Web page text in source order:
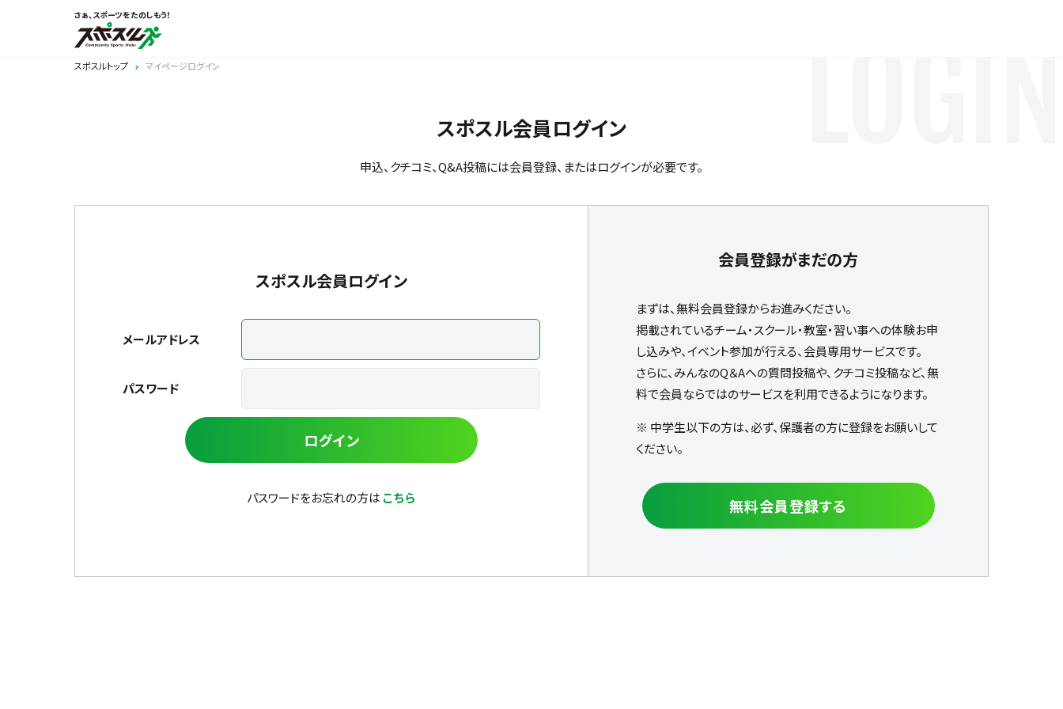
さぁ、スポーツをたのしもう！
スポスルトップ マイページログイン
スポスル会員ログイン
申込、クチコミ、Q&A投稿には会員登録、またはログインが必要です。
スポスル会員ログイン
メールアドレス
パスワード
ログイン
パスワードをお忘れの方は こちら
会員登録がまだの方
まずは、無料会員登録からお進みください。
掲載されているチーム・スクール・教室・習い事への体験お申
し込みや、イベント参加が行える、会員専用サービスです。
さらに、みんなのQ＆Aへの質問投稿や、クチコミ投稿など、無
料で会員ならではのサービスを利用できるようになります。
※ 中学生以下の方は、必ず、保護者の方に登録をお願いして
ください。
無料会員登録する